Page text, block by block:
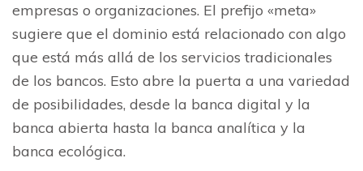
empresas o organizaciones. El prefijo «meta»
sugiere que el dominio está relacionado con algo
que está más allá de los servicios tradicionales
de los bancos. Esto abre la puerta a una variedad
de posibilidades, desde la banca digital y la
banca abierta hasta la banca analítica y la
banca ecológica.